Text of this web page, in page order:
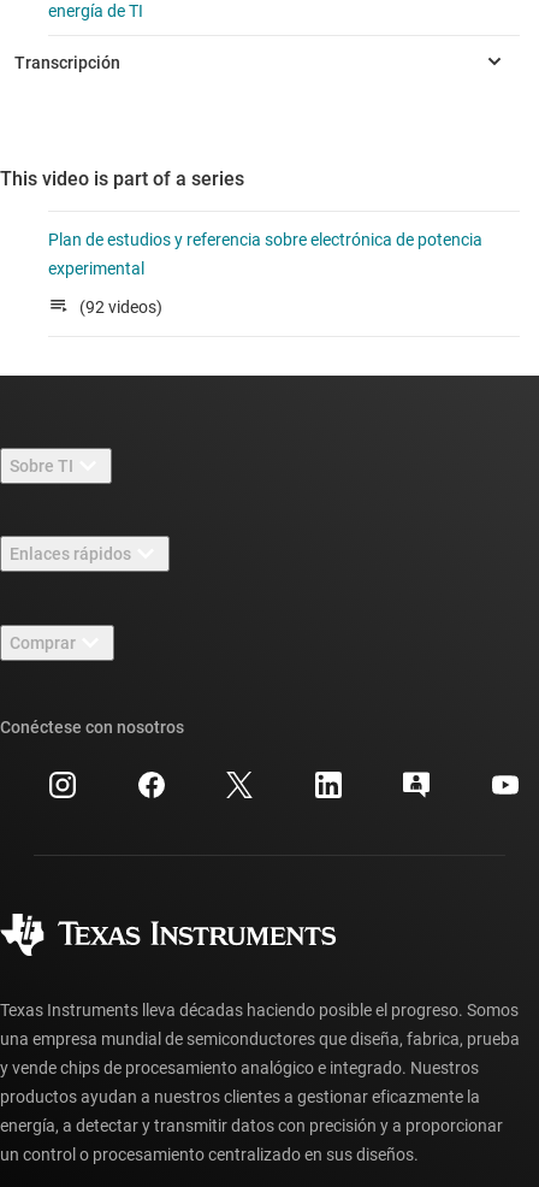
energía de TI
This video is part of a series
Plan de estudios y referencia sobre electrónica de potencia
experimental
(92 videos)
Sobre TI
Carreras laborales
Sala de redacción
Eventos
Relaciones con los inversionistas
Enlaces rápidos
Foros de soporte de diseño de TI E2E™
Búsqueda de referencias cruzadas
Centro de atención al cliente
Preguntas frecuentes sobre la cuenta myTI
Comprar
Preguntas frecuentes sobre pedidos
Conéctese con nosotros
Texas Instruments lleva décadas haciendo posible el progreso. Somos
una empresa mundial de semiconductores que diseña, fabrica, prueba
y vende chips de procesamiento analógico e integrado. Nuestros
productos ayudan a nuestros clientes a gestionar eficazmente la
energía, a detectar y transmitir datos con precisión y a proporcionar
un control o procesamiento centralizado en sus diseños.